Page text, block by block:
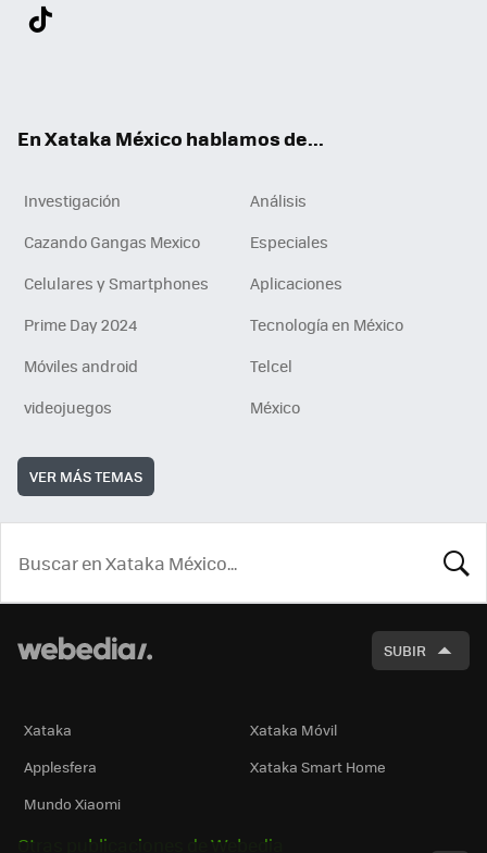
En Xataka México hablamos de...
Investigación
Análisis
Cazando Gangas Mexico
Especiales
Celulares y Smartphones
Aplicaciones
Prime Day 2024
Tecnología en México
Móviles android
Telcel
videojuegos
México
VER MÁS TEMAS
SUBIR
Xataka
Xataka Móvil
Applesfera
Xataka Smart Home
Mundo Xiaomi
Otras publicaciones de Webedia